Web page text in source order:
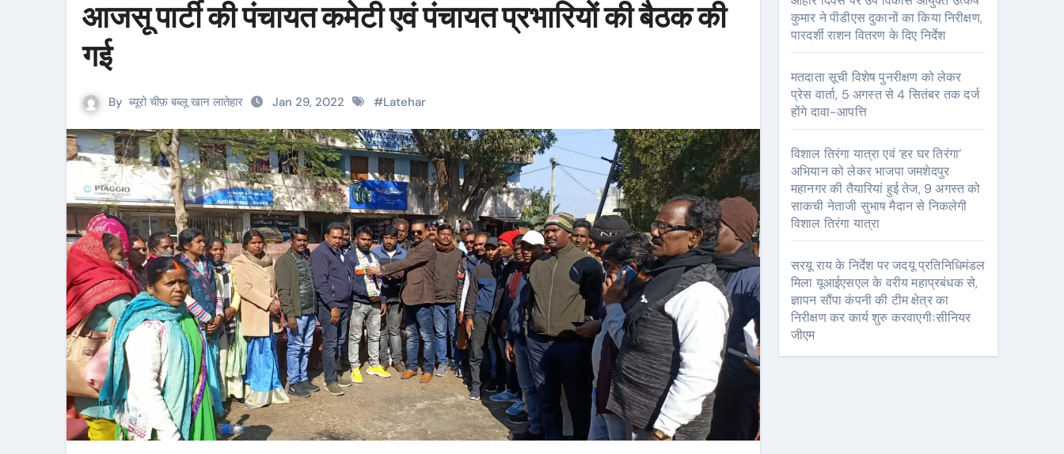
आजसू पार्टी की पंचायत कमेटी एवं पंचायत प्रभारियों की बैठक की
गई
By ब्यूरो चीफ़ बब्लू खान लातेहार Jan 29, 2022 #Latehar
कुमार ने पीडीएस दुकानों का किया निरीक्षण,
पारदर्शी राशन वितरण के दिए निर्देश
मतदाता सूची विशेष पुनरीक्षण को लेकर
प्रेस वार्ता, 5 अगस्त से 4 सितंबर तक दर्ज
होंगे दावा-आपत्ति
विशाल तिरंगा यात्रा एवं ‘हर घर तिरंगा’
अभियान को लेकर भाजपा जमशेदपुर
महानगर की तैयारियां हुई तेज, 9 अगस्त को
साकची नेताजी सुभाष मैदान से निकलेगी
विशाल तिरंगा यात्रा
सरयू राय के निर्देश पर जदयू प्रतिनिधिमंडल
मिला यूआईएसएल के वरीय महाप्रबंधक से,
ज्ञापन सौंपा कंपनी की टीम क्षेत्र का
निरीक्षण कर कार्य शुरु करवाएगीःसीनियर
जीएम